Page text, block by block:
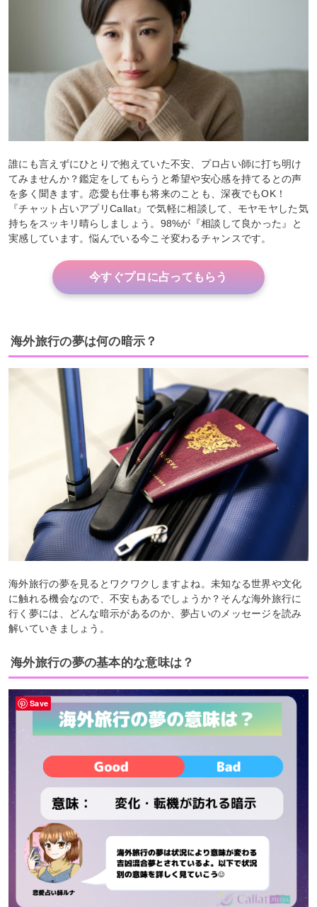
誰にも言えずにひとりで抱えていた不安、プロ占い師に打ち明け
てみませんか？鑑定をしてもらうと希望や安心感を持てるとの声
を多く聞きます。恋愛も仕事も将来のことも、深夜でもOK！
『チャット占いアプリCallat』で気軽に相談して、モヤモヤした気
持ちをスッキリ晴らしましょう。98%が『相談して良かった』と
実感しています。悩んでいる今こそ変わるチャンスです。
今すぐプロに占ってもらう
海外旅行の夢は何の暗示？
海外旅行の夢を見るとワクワクしますよね。未知なる世界や文化
に触れる機会なので、不安もあるでしょうか？そんな海外旅行に
行く夢には、どんな暗示があるのか、夢占いのメッセージを読み
解いていきましょう。
海外旅行の夢の基本的な意味は？
Save